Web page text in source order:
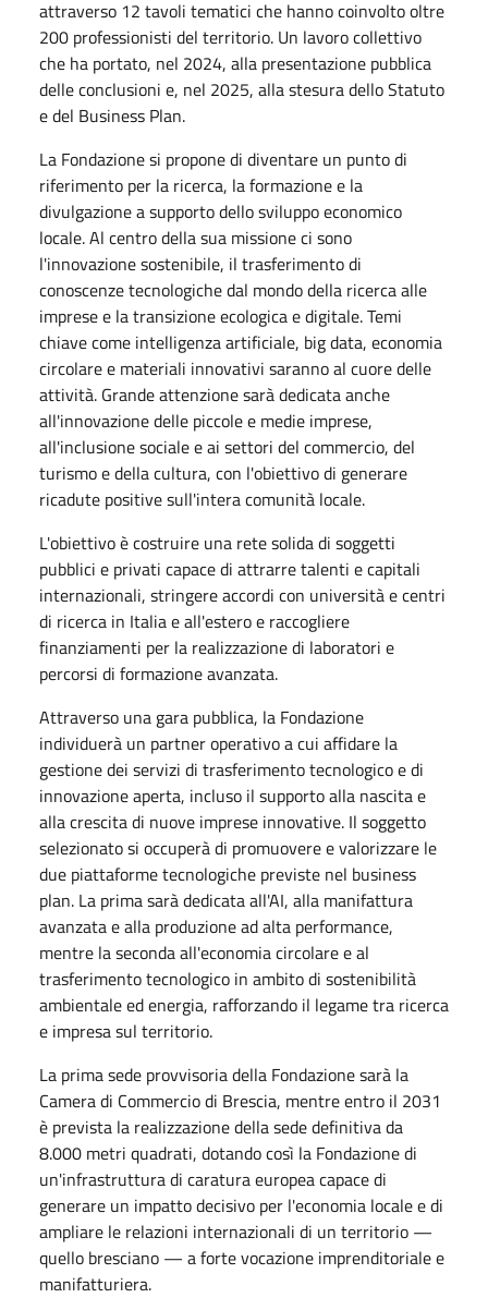
attraverso 12 tavoli tematici che hanno coinvolto oltre
200 professionisti del territorio. Un lavoro collettivo
che ha portato, nel 2024, alla presentazione pubblica
delle conclusioni e, nel 2025, alla stesura dello Statuto
e del Business Plan.
La Fondazione si propone di diventare un punto di
riferimento per la ricerca, la formazione e la
divulgazione a supporto dello sviluppo economico
locale. Al centro della sua missione ci sono
l'innovazione sostenibile, il trasferimento di
conoscenze tecnologiche dal mondo della ricerca alle
imprese e la transizione ecologica e digitale. Temi
chiave come intelligenza artificiale, big data, economia
circolare e materiali innovativi saranno al cuore delle
attività. Grande attenzione sarà dedicata anche
all'innovazione delle piccole e medie imprese,
all'inclusione sociale e ai settori del commercio, del
turismo e della cultura, con l'obiettivo di generare
ricadute positive sull'intera comunità locale.
L'obiettivo è costruire una rete solida di soggetti
pubblici e privati capace di attrarre talenti e capitali
internazionali, stringere accordi con università e centri
di ricerca in Italia e all'estero e raccogliere
finanziamenti per la realizzazione di laboratori e
percorsi di formazione avanzata.
Attraverso una gara pubblica, la Fondazione
individuerà un partner operativo a cui affidare la
gestione dei servizi di trasferimento tecnologico e di
innovazione aperta, incluso il supporto alla nascita e
alla crescita di nuove imprese innovative. Il soggetto
selezionato si occuperà di promuovere e valorizzare le
due piattaforme tecnologiche previste nel business
plan. La prima sarà dedicata all'AI, alla manifattura
avanzata e alla produzione ad alta performance,
mentre la seconda all'economia circolare e al
trasferimento tecnologico in ambito di sostenibilità
ambientale ed energia, rafforzando il legame tra ricerca
e impresa sul territorio.
La prima sede provvisoria della Fondazione sarà la
Camera di Commercio di Brescia, mentre entro il 2031
è prevista la realizzazione della sede definitiva da
8.000 metri quadrati, dotando così la Fondazione di
un'infrastruttura di caratura europea capace di
generare un impatto decisivo per l'economia locale e di
ampliare le relazioni internazionali di un territorio —
quello bresciano — a forte vocazione imprenditoriale e
manifatturiera.